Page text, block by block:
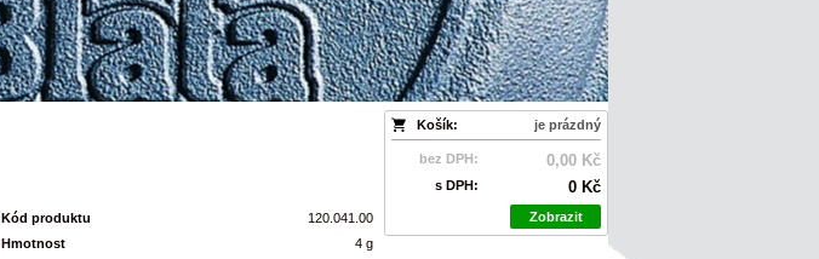
Košík: je prázdný
bez DPH: 0,00 Kč
s DPH: 0 Kč
Zobrazit
Kód produktu
120.041.00
Hmotnost
4 g